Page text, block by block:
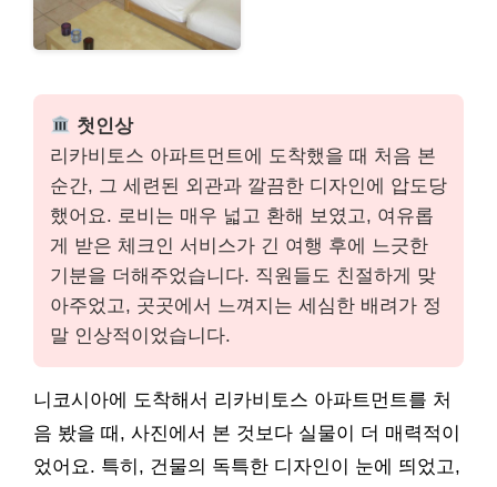
첫인상
리카비토스 아파트먼트에 도착했을 때 처음 본
순간, 그 세련된 외관과 깔끔한 디자인에 압도당
했어요. 로비는 매우 넓고 환해 보였고, 여유롭
게 받은 체크인 서비스가 긴 여행 후에 느긋한
기분을 더해주었습니다. 직원들도 친절하게 맞
아주었고, 곳곳에서 느껴지는 세심한 배려가 정
말 인상적이었습니다.
니코시아에 도착해서 리카비토스 아파트먼트를 처
음 봤을 때, 사진에서 본 것보다 실물이 더 매력적이
었어요. 특히, 건물의 독특한 디자인이 눈에 띄었고,